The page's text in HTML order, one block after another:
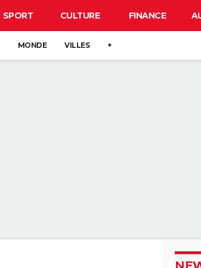
SPORT CULTURE FINANCE
MONDE VILLES +